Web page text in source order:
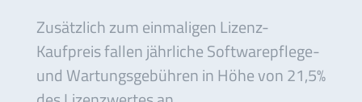
Zusätzlich zum einmaligen Lizenz-
Kaufpreis fallen jährliche Softwarepflege-
und Wartungsgebühren in Höhe von 21,5%